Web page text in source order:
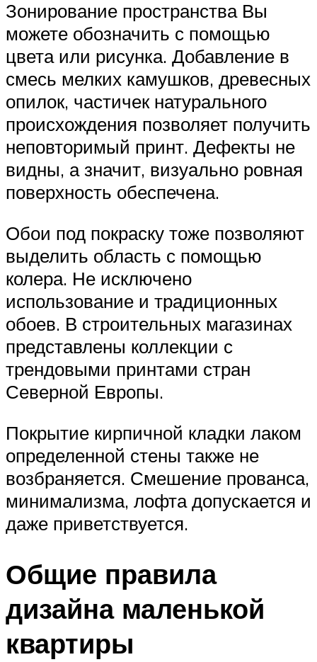
Зонирование пространства Вы
можете обозначить с помощью
цвета или рисунка. Добавление в
смесь мелких камушков, древесных
опилок, частичек натурального
происхождения позволяет получить
неповторимый принт. Дефекты не
видны, а значит, визуально ровная
поверхность обеспечена.
Обои под покраску тоже позволяют
выделить область с помощью
колера. Не исключено
использование и традиционных
обоев. В строительных магазинах
представлены коллекции с
трендовыми принтами стран
Северной Европы.
Покрытие кирпичной кладки лаком
определенной стены также не
возбраняется. Смешение прованса,
минимализма, лофта допускается и
даже приветствуется.
Общие правила
дизайна маленькой
квартиры